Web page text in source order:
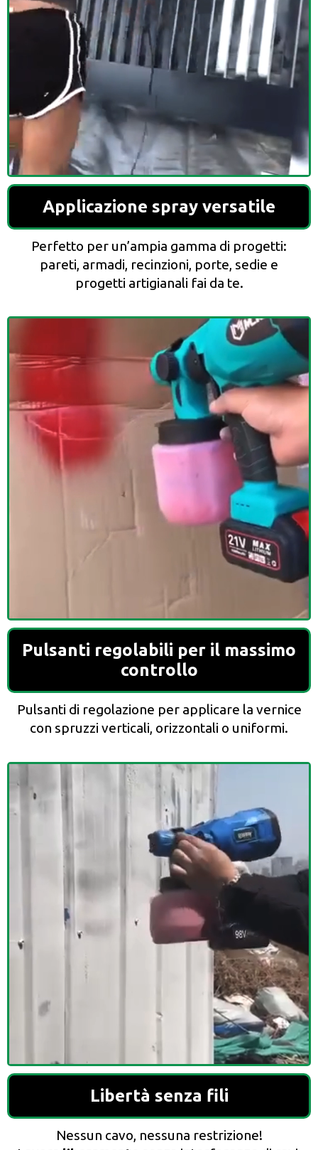
Applicazione spray versatile
Perfetto per un’ampia gamma di progetti:
pareti, armadi, recinzioni, porte, sedie e
progetti artigianali fai da te.
Pulsanti regolabili per il massimo
controllo
Pulsanti di regolazione per applicare la vernice
con spruzzi verticali, orizzontali o uniformi.
Libertà senza fili
Nessun cavo, nessuna restrizione!